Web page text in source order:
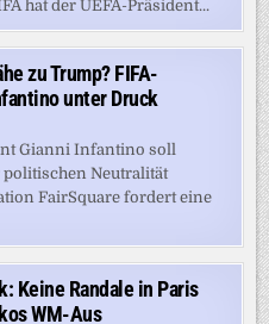
hat der UEFA-Präsident...
zu Trump? FIFA-
unter Druck
Gianni Infantino soll
politischen Neutralität
FairSquare fordert eine
Keine Randale in Paris
WM-Aus